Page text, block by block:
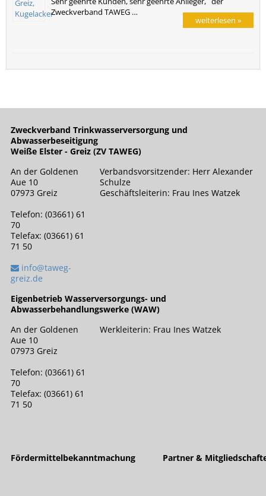
Zweckverband TAWEG …
weiterlesen »
Zweckverband Trinkwasserversorgung und
Abwasserbeseitigung
Weiße Elster - Greiz (ZV TAWEG)
An der Goldenen
Aue 10
07973 Greiz
Telefon: (03661) 61
70
Telefax: (03661) 61
71 50
info@taweg-
greiz.de
Verbandsvorsitzender: Herr Alexander
Schulze
Geschäftsleiterin: Frau Ines Watzek
Eigenbetrieb Wasserversorgungs- und
Abwasserbehandlungswerke (WAW)
An der Goldenen
Aue 10
07973 Greiz
Telefon: (03661) 61
70
Telefax: (03661) 61
71 50
Werkleiterin: Frau Ines Watzek
Fördermittelbekanntmachung Partner &